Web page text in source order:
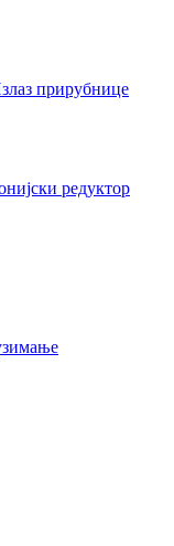
прирубнице
редуктор